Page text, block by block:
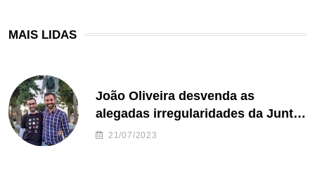
MAIS LIDAS
João Oliveira desvenda as
alegadas irregularidades da Junta
de Freguesia S. João de Ver
21/07/2023